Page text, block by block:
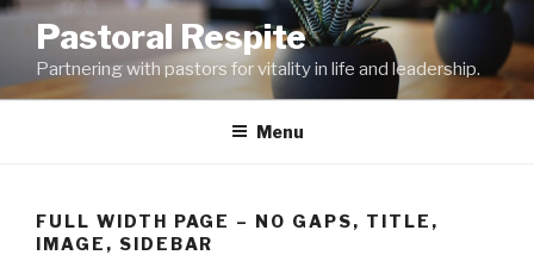
Skip
content
Pastoral Respite
Partnering with pastors for vitality in life and leadership.
Menu
FULL WIDTH PAGE – NO GAPS, TITLE,
IMAGE, SIDEBAR